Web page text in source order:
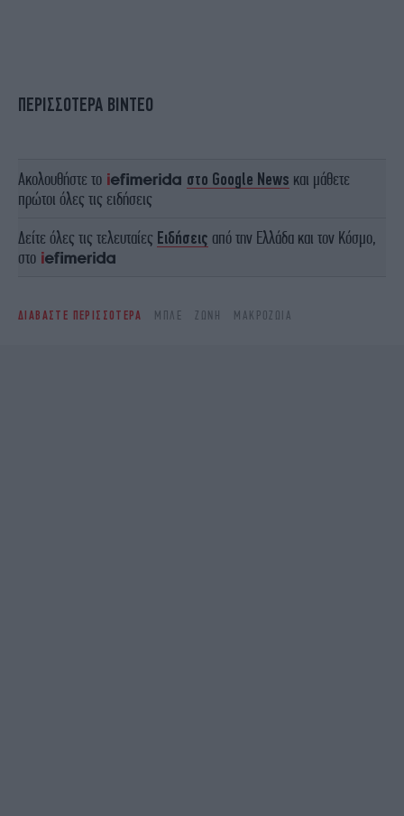
ΠΕΡΙΣΣΟΤΕΡΑ ΒΙΝΤΕΟ
Ακολουθήστε το στο Google News και μάθετε
πρώτοι όλες τις ειδήσεις
Δείτε όλες τις τελευταίες Ειδήσεις από την Ελλάδα και τον Κόσμο,
στο
ΔΙΑΒΑΣΤΕ ΠΕΡΙΣΣΟΤΕΡΑ ΜΠΛΕ ΖΏΝΗ ΜΑΚΡΟΖΩΊΑ